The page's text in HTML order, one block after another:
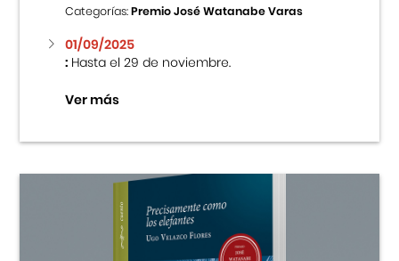
Categorías:Premio José Watanabe Varas
01/09/2025
:Hasta el 29 de noviembre.
Ver más